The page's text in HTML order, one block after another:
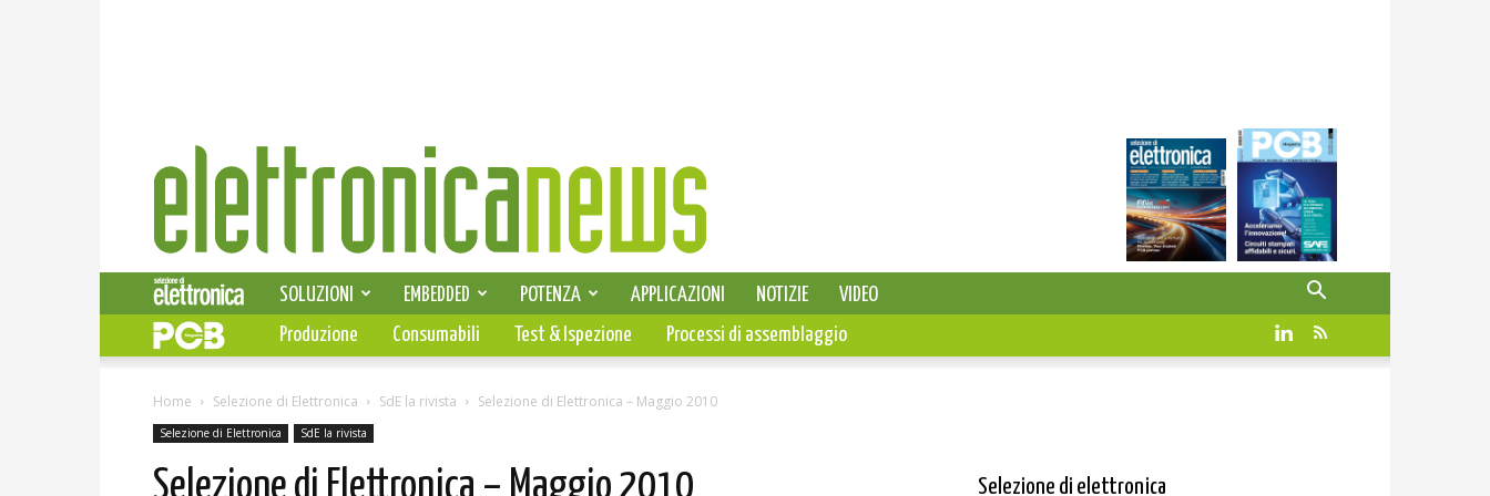
Elettronica
News
SELEZIONE DI ELETTRONICA
SOLUZIONI EMBEDDED POTENZA APPLICAZIONI NOTIZIE
VIDEO
PCB
Produzione Consumabili Test & Ispezione Processi di assemblaggio
Home Selezione di Elettronica SdE la rivista Selezione di Elettronica – Maggio 2010
Selezione di Elettronica SdE la rivista
Selezione di Elettronica – Maggio 2010 Selezione di elettronica